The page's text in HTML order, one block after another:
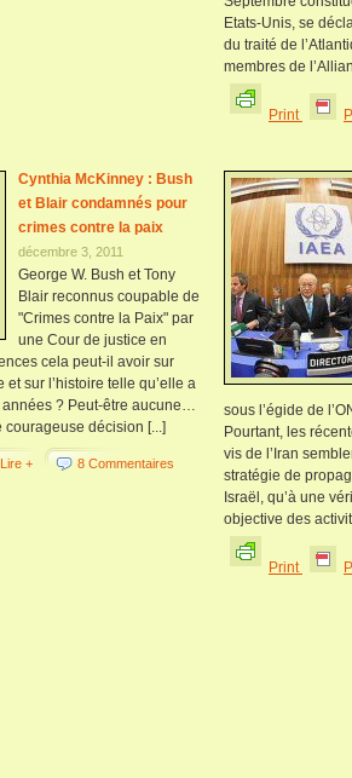
Etats-Unis, se
du traité de
membres de
Print
Cynthia McKinney : Bush
et Blair condamnés pour
crimes contre la paix
décembre 3, 2011
George W. Bush et Tony
Blair reconnus coupable de
"Crimes contre la Paix" par
une Cour de justice en
cela peut-il avoir sur
sur l’histoire telle qu’elle a
? Peut-être aucune…
décision [...]
Lire + 8 Commentaires
sous l’égide de
Pourtant, les
vis de l’Iran
stratégie de
Israël, qu’à une
objective des
Print